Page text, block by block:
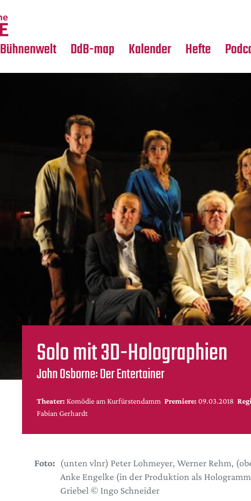
Bühnenwelt
Medientipps
DdB-map Kalender Hefte
Solo mit 3D-Holographien
John Osborne: Der Entertainer
Theater: Komödie am Kurfürstendamm Premiere: 09.03.2018
Fabian Gerhardt
Foto: (unten vlnr) Peter Lohmeyer, Werner Rehm,
Anke Engelke (in der Produktion als
Griebel © Ingo Schneider